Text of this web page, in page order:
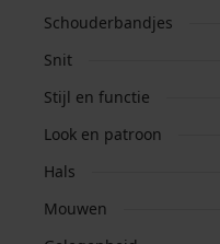
Schouderbandjes
Snit
Stijl en functie
Look en patroon
Hals
Mouwen